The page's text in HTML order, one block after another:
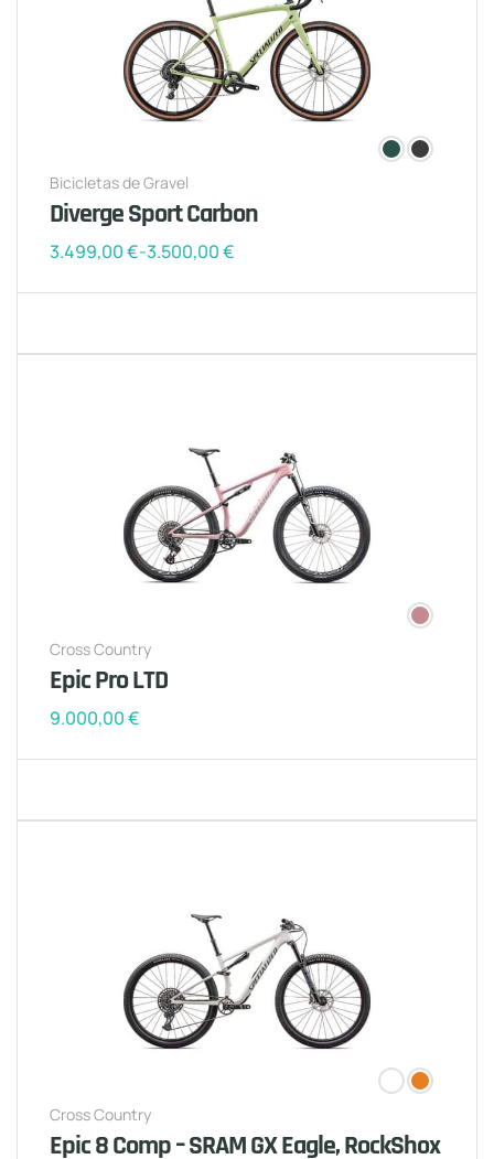
Bicicletas de Gravel
Diverge Sport Carbon
3.499,00€-3.500,00€
Cross Country
Epic Pro LTD
9.000,00€
Cross Country
Epic 8 Comp – SRAM GX Eagle, RockShox